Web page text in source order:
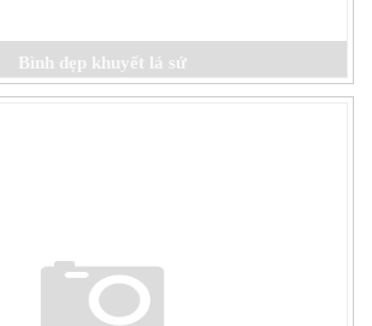
Bình dẹp khuyết lá sứ